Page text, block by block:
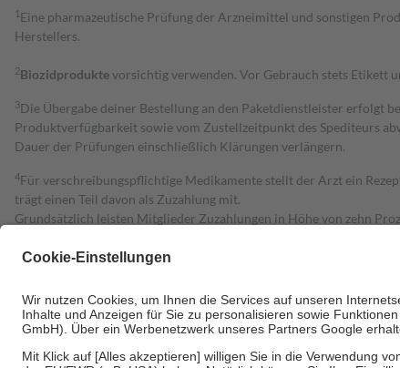
1 Eine pharmazeutische Prüfung der Arzneimittel und sonstigen
Herstellers.
2Biozidproduktevorsichtig verwenden. Vor Gebrauch stets Etikett
3Die Übergabe deiner Bestellung an den Paketdienstleister erfolgt
Produktverfügbarkeit sowie vom Zustellzeitpunkt des Spediteurs
Dauer der Prüfungen einschließlich Klärungen verlängern.
4Für verschreibungspflichtige Medikamente stellt der Arzt ein
trägt einen Teil davon als Zuzahlung mit.
Grundsätzlich leisten Mitglieder Zuzahlungen in Höhe von zehn
Diese Regeln gelten grundsätzlich auch für Online-Apotheken.
Um das Engagement der Versicherten für ihre eigene Gesundheit
• Kindern und Jugendlichen bis zum vollendeten 18. Lebensjahr
• Untersuchungen zur Vorsorge und Früherkennung, die von der
• empfohlenen Schutzimpfungen